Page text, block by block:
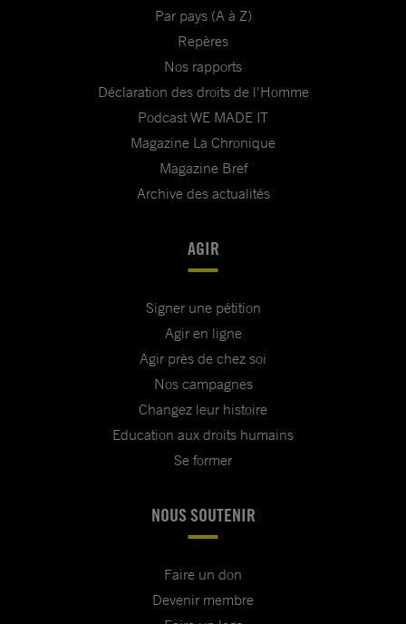
Par pays (A à Z)
Repères
Nos rapports
Déclaration des droits de l'Homme
Podcast WE MADE IT
Magazine La Chronique
Magazine Bref
Archive des actualités
AGIR
Signer une pétition
Agir en ligne
Agir près de chez soi
Nos campagnes
Changez leur histoire
Education aux droits humains
Se former
NOUS SOUTENIR
Faire un don
Devenir membre